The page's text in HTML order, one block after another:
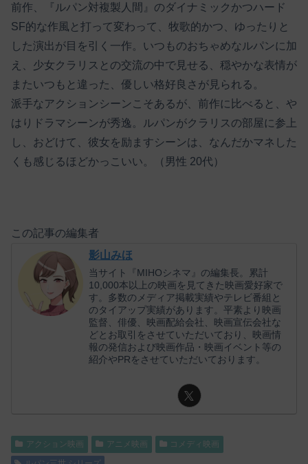
前作、『ルパン対複製人間』のダイナミックかつハード
SF的な作風と打って変わって、牧歌的かつ、ゆったりと
した演出が目を引く一作。いつものおちゃめなルパンに加
え、少女クラリスとの交流の中で見せる、穏やかな表情が
またいつもと違った、優しい格好良さが見られる。
派手なアクションシーンこそあるが、前作に比べると、や
はりドラマシーンが秀逸。ルパンがクラリスの部屋に参上
し、おどけて、彼女を励ますシーンは、なんだかマネした
くも感じるほどかっこいい。（男性 20代）
この記事の編集者
影山みほ
当サイト『MIHOシネマ』の編集長。累計
10,000本以上の映画を見てきた映画愛好家で
す。多数のメディア掲載実績やテレビ番組と
のタイアップ実績があります。平素より映画
監督、俳優、映画配給会社、映画宣伝会社な
どとお取引をさせていただいており、映画情
報の発信および映画作品・映画イベント等の
紹介やPRをさせていただいております。
アクション映画 アニメ映画
コメディ映画